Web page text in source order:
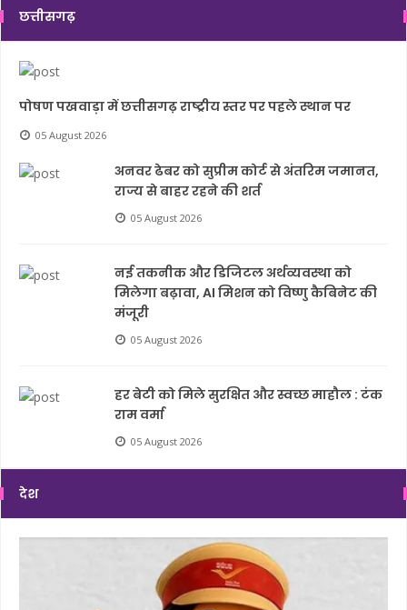
छत्तीसगढ़
पोषण पखवाड़ा में छत्तीसगढ़ राष्ट्रीय स्तर पर पहले स्थान पर
05 August 2026
अनवर ढेबर को सुप्रीम कोर्ट से अंतरिम जमानत,
राज्य से बाहर रहने की शर्त
05 August 2026
नई तकनीक और डिजिटल अर्थव्यवस्था को
मिलेगा बढ़ावा, AI मिशन को विष्णु कैबिनेट की
मंजूरी
05 August 2026
हर बेटी को मिले सुरक्षित और स्वच्छ माहौल : टंक
राम वर्मा
05 August 2026
देश